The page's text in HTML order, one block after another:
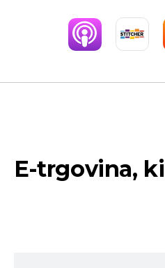
E-trgovina,